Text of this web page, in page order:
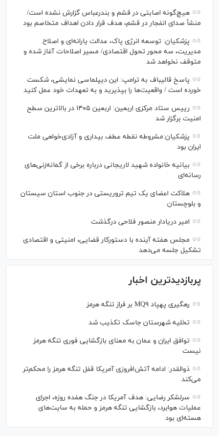
هیچ‌گونه اصابتی در قشم و بندرعباس گزارش نشده است/
منشأ صدای انفجار در قشم، هدف قرار دادن اهداف متخاصم بود
پزشکیان: توسعه انرژی پاک، عدالت یارانه‌ای و اصلاح
مدیریت، سه محور تحول اقتصادی/ مسیر اصلاحات آغاز شده و
متوقف نخواهد شد
پاسخ قالیباف به ترامپ: این دیپلماسی نمایشی، شکست
خورده است / واقعیت‌ها را بپذیرید و به تعهدات خود عمل کنید
رییس ستاد مرکزی اربعین: اربعین ۱۴۰۵ در بالاترین سطح
امنیت برگزار شد
پزشکیان:مشروطه نقطه عطف بیداری و آزادی‌خواهی ملت
ایران بود
بیانیه خانواده شهید لاریجانی درباره برخی از گمانه‌زنی‌های
رسانه‌ای
هلاکت اعضای یک تیم تروریستی در جنوب استان سیستان
و بلوچستان
امیر دریادار منصور فلاحی درگذشت
مجلس هفته آینده با دستورکار قضایی، امنیتی و اقتصادی
تشکیل جلسه می‌دهد
پربازدیدترین اخبار
رهگیری پهپاد MQ۹ بر فراز تنگه هرمز
تخلیه شهرستان جاسک تکذیب شد
توافق ایران و عمان به معنای بازگشایی فوری تنگه هرمز
نیست
ذوالقدر: ادامه آتش‌افروزی آمریکا قفل تنگه هرمز را محکم‌تر
می‌کند
سرلشکر رضایی: هدف آمریکا در جنگ هفده روزه، اجرای
عملیات هوابرد، بازگشایی تنگه هرمز و حمله به سایت‌های
هسته‌ای بود